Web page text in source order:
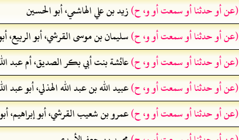
(عن أو حدثنا أو سمعت أو و، ح)زيد بن علي الهاشمي، أبو الحسين
(عن أو حدثنا أو سمعت أو و، ح)سليمان بن موسى القرشي، أبو الربيع،
(عن أو حدثنا أو سمعت أو و، ح)عائشة بنت أبي بكر الصديق، أم عبد
(عن أو حدثنا أو سمعت أو و، ح)عبيد الله بن عبد الله الهذلي، أبو عبد
(عن أو حدثنا أو سمعت أو و، ح)عمرو بن شعيب القرشي، أبو إبراهيم،